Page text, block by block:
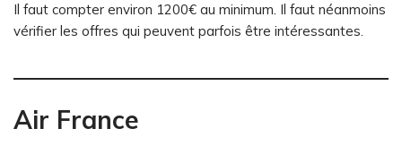
Il faut compter environ 1200€ au minimum. Il faut néanmoins
vérifier les offres qui peuvent parfois être intéressantes.
Air France